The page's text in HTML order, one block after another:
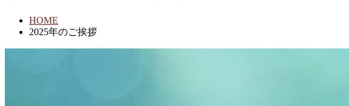
HOME
2025年のご挨拶